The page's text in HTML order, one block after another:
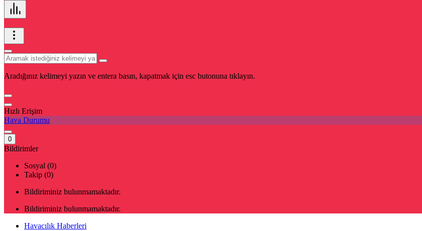
Aradığınız kelimeyi yazın ve entera basın, kapatmak için esc butonuna tıklayın.
Hızlı Erişim
Hava Durumu
0
Bildirimler
Sosyal (0)
Takip (0)
Bildiriminiz bulunmamaktadır.
Bildiriminiz bulunmamaktadır.
Havacılık Haberleri